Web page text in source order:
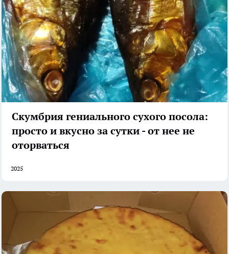
Скумбрия гениального сухого посола:
просто и вкусно за сутки - от нее не
оторваться
2025